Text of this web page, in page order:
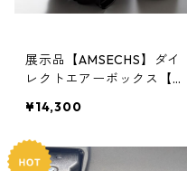
展示品【AMSECHS】ダイ
レクトエアーボックス【R
¥14,300